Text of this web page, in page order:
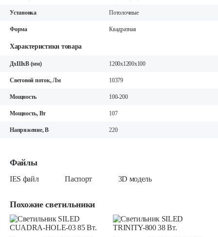
Установка Потолочные
Форма Квадратная
Характеристики товара
ДхШхВ (мм) 1200x1200х100
Световой поток, Лм 10379
Мощность 100-200
Мощность, Вт 107
Напряжение, В 220
Файлы
IES файл Паспорт 3D модель
Похожие светильники